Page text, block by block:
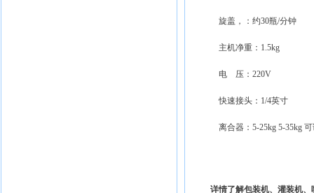
旋盖，：约30瓶/分钟
主机净重：1.5kg
电 压：220V
快速接头：1/4英寸
离合器：5-25kg 5-35kg
详情了解包装机、灌装机